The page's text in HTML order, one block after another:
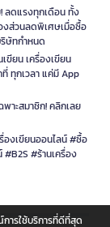
ลดแรงทุกเดือน ทั้ง
งส่วนลดพิเศษเมื่อซื้อ
ษัทกำหนด
ขียน เครื่องเขียน
ทุกเวลา แค่มี App
พาะสมาชิก! คลิกเลย
องเขียนออนไลน์ #ซื้อ
#ร้านเครื่อง
ารใช้บริการที่ดีที่สุด